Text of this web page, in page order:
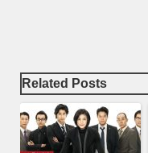
Related Posts